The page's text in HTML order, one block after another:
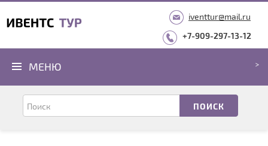
iventtur@mail.ru
+7-909-297-13-12
МЕНЮ